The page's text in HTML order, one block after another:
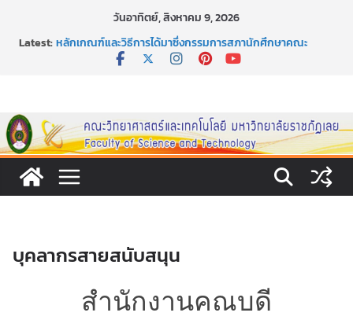
วันอาทิตย์, สิงหาคม 9, 2026
Latest:กิจกรรมการให้บริการคำปรึกษาและการมีส่วนร่วมในการดำเนิน
งานของคณะวิทยาศาสตร์และเทคโนโลยี
หลักเกณฑ์และวิธีการได้มาซึ่งกรรมการสภานักศึกษาคณะ
วิทยาศาสตร์และเทคโนโลยี ภาคปกติ ประจำปีการศึกษา 2569
ขอเชิญชวนประชาชนทุกคน ร่วมลงนามออนไลน์ “ลด ละ เลิก
เหล้า” ประจำปี พ.ศ. 2569
ประกาศสัปดาห์วิทยาศาสตร์แห่งชาติ ประจำปี 2569
บุคลากรสายสนับสนุน
สำนักงานคณบดี